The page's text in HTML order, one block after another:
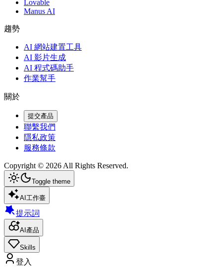
Lovable
Manus AI
趨勢
AI 網站建置工具
AI 影片生成
AI 程式碼助手
作業幫手
關於
提交產品
聯繫我們
隱私政策
服務條款
Copyright © 2026All Rights Reserved.
Toggle theme
AI工作臺
提示詞
AI產品
Skills
登入